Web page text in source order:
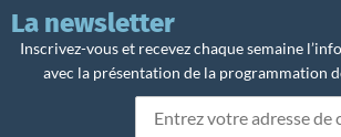
La newsletter
Inscrivez-vous et recevez chaque semaine
avec la présentation de la programmation